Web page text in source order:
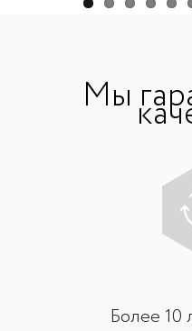
Мы
Более 10